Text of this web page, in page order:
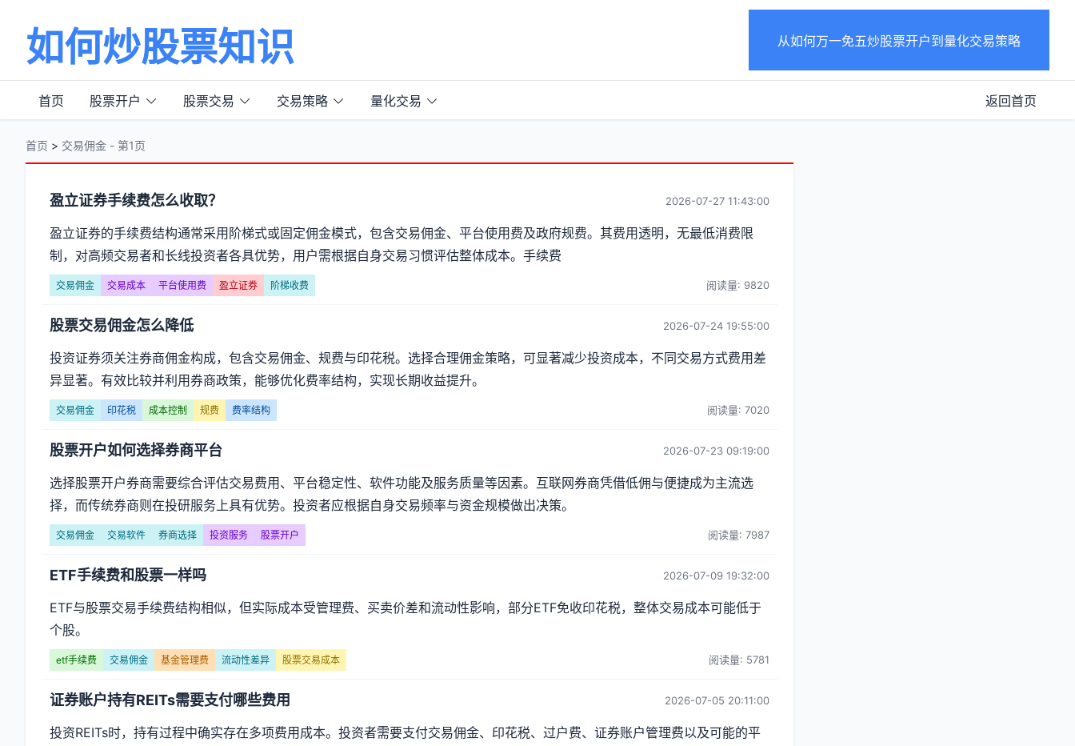
如何炒股票知识 从如何万一免五炒股票开户到量化交易策略
首页 股票开户 股票交易 交易策略 量化交易 返回首页
首页 > 交易佣金 - 第1页
分
类
【交
易
佣
金】
文
章
列
表
第
页
盈立证券手续费怎么收取？ 2026-07-27 11:43:00
盈立证券的手续费结构通常采用阶梯式或固定佣金模式，包含交易佣金、平台使用费及政府规费。其费用透明，无最低消费限
制，对高频交易者和长线投资者各具优势，用户需根据自身交易习惯评估整体成本。手续费
交易佣金 交易成本 平台使用费 盈立证券 阶梯收费 阅读量: 9820
股票交易佣金怎么降低 2026-07-24 19:55:00
投资证券须关注券商佣金构成，包含交易佣金、规费与印花税。选择合理佣金策略，可显著减少投资成本，不同交易方式费用差
异显著。有效比较并利用券商政策，能够优化费率结构，实现长期收益提升。
交易佣金 印花税 成本控制 规费 费率结构 阅读量: 7020
股票开户如何选择券商平台 2026-07-23 09:19:00
选择股票开户券商需要综合评估交易费用、平台稳定性、软件功能及服务质量等因素。互联网券商凭借低佣与便捷成为主流选
择，而传统券商则在投研服务上具有优势。投资者应根据自身交易频率与资金规模做出决策。
交易佣金 交易软件 券商选择 投资服务 股票开户 阅读量: 7987
ETF手续费和股票一样吗 2026-07-09 19:32:00
ETF与股票交易手续费结构相似，但实际成本受管理费、买卖价差和流动性影响，部分ETF免收印花税，整体交易成本可能低于
个股。
etf手续费 交易佣金 基金管理费 流动性差异 股票交易成本 阅读量: 5781
证券账户持有REITs需要支付哪些费用 2026-07-05 20:11:00
投资REITs时，持有过程中确实存在多项费用成本。投资者需要支付交易佣金、印花税、过户费、证券账户管理费以及可能的平